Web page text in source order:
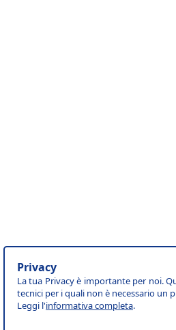
Privacy
La tua Privacy è importante per noi.
tecnici per i quali non è necessario un
Leggi l'informativa completa.